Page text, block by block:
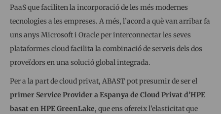
PaaS que faciliten la incorporació de les més modernes
tecnologies a les empreses. A més, l’acord a què van arribar fa
uns anys Microsoft i Oracle per interconnectar les seves
plataformes cloud facilita la combinació de serveis dels dos
proveïdors en una solució global integrada.
Per a la part de cloud privat, ABAST pot presumir de ser el
primer Service Provider a Espanya de Cloud Privat d’HPE
basat en HPE GreenLake, que ens ofereix l’elasticitat que